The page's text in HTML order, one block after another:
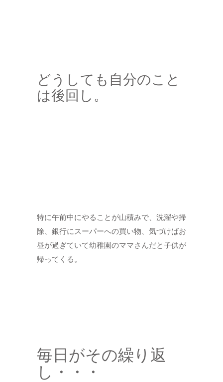
どうしても自分のこと
は後回し。
特に午前中にやることが山積みで、洗濯や掃
除、銀行にスーパーへの買い物、気づけばお
昼が過ぎていて幼稚園のママさんだと子供が
帰ってくる。
毎日がその繰り返
し・・・